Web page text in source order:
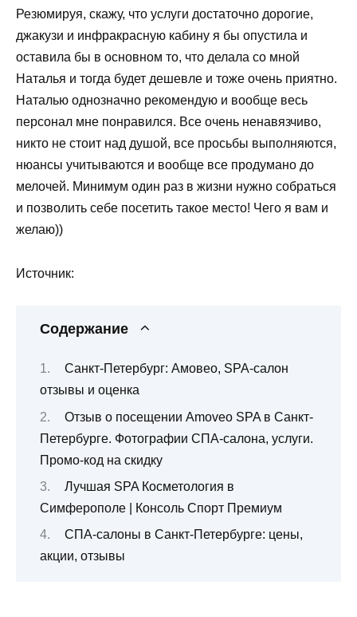
Резюмируя, скажу, что услуги достаточно дорогие,
джакузи и инфракрасную кабину я бы опустила и
оставила бы в основном то, что делала со мной
Наталья и тогда будет дешевле и тоже очень приятно.
Наталью однозначно рекомендую и вообще весь
персонал мне понравился. Все очень ненавязчиво,
никто не стоит над душой, все просьбы выполняются,
нюансы учитываются и вообще все продумано до
мелочей. Минимум один раз в жизни нужно собраться
и позволить себе посетить такое место! Чего я вам и
желаю))
Источник:
Содержание
Санкт-Петербург: Амовео, SPA-салон
отзывы и оценка
Отзыв о посещении Amoveo SPA в Санкт-
Петербурге. Фотографии СПА-салона, услуги.
Промо-код на скидку
Лучшая SPA Косметология в
Симферополе | Консоль Спорт Премиум
СПА-салоны в Санкт-Петербурге: цены,
акции, отзывы